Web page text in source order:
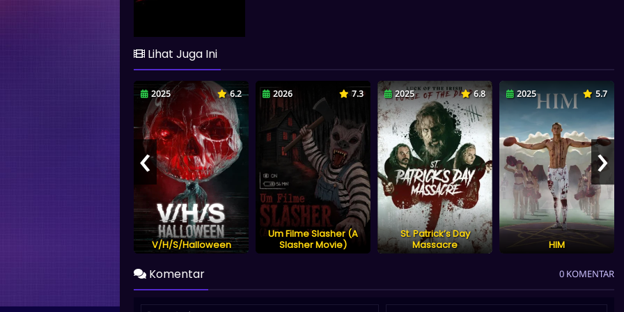
Lihat Juga Ini
2025 6.2
V/H/S/Halloween
2026 7.3
Um Filme Slasher (A
Slasher Movie)
2025 6.8
St. Patrick’s Day
Massacre
2025 5.7
HIM
‹ ›
Komentar 0 KOMENTAR